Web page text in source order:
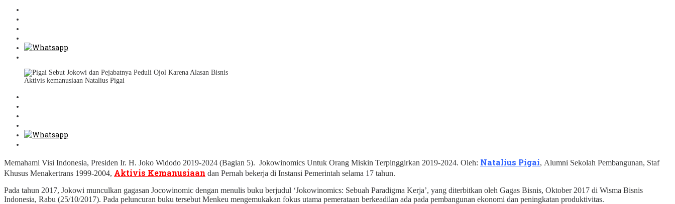
Aktivis kemanusiaan Natalius Pigai
Memahami Visi Indonesia, Presiden Ir. H. Joko Widodo 2019-2024 (Bagian 5). Jokowinomics Untuk Orang Miskin Terpinggirkan 2019-2024. Oleh: Natalius Pigai, Alumni Sekolah Pembangunan, Staf
Khusus Menakertrans 1999-2004, Aktivis Kemanusiaan dan Pernah bekerja di Instansi Pemerintah selama 17 tahun.
Pada tahun 2017, Jokowi munculkan gagasan Jocowinomic dengan menulis buku berjudul ‘Jokowinomics: Sebuah Paradigma Kerja’, yang diterbitkan oleh Gagas Bisnis, Oktober 2017 di Wisma Bisnis
Indonesia, Rabu (25/10/2017). Pada peluncuran buku tersebut Menkeu mengemukakan fokus utama pemerataan berkeadilan ada pada pembangunan ekonomi dan peningkatan produktivitas.